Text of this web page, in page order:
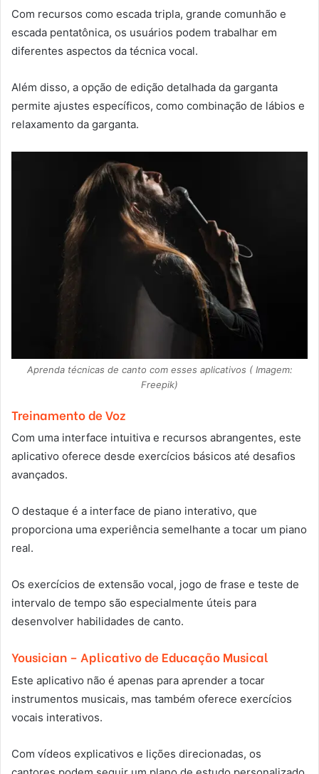
Com recursos como escada tripla, grande comunhão e
escada pentatônica, os usuários podem trabalhar em
diferentes aspectos da técnica vocal.
Além disso, a opção de edição detalhada da garganta
permite ajustes específicos, como combinação de lábios e
relaxamento da garganta.
Aprenda técnicas de canto com esses aplicativos ( Imagem:
Freepik)
Treinamento de Voz
Com uma interface intuitiva e recursos abrangentes, este
aplicativo oferece desde exercícios básicos até desafios
avançados.
O destaque é a interface de piano interativo, que
proporciona uma experiência semelhante a tocar um piano
real.
Os exercícios de extensão vocal, jogo de frase e teste de
intervalo de tempo são especialmente úteis para
desenvolver habilidades de canto.
Yousician – Aplicativo de Educação Musical
Este aplicativo não é apenas para aprender a tocar
instrumentos musicais, mas também oferece exercícios
vocais interativos.
Com vídeos explicativos e lições direcionadas, os